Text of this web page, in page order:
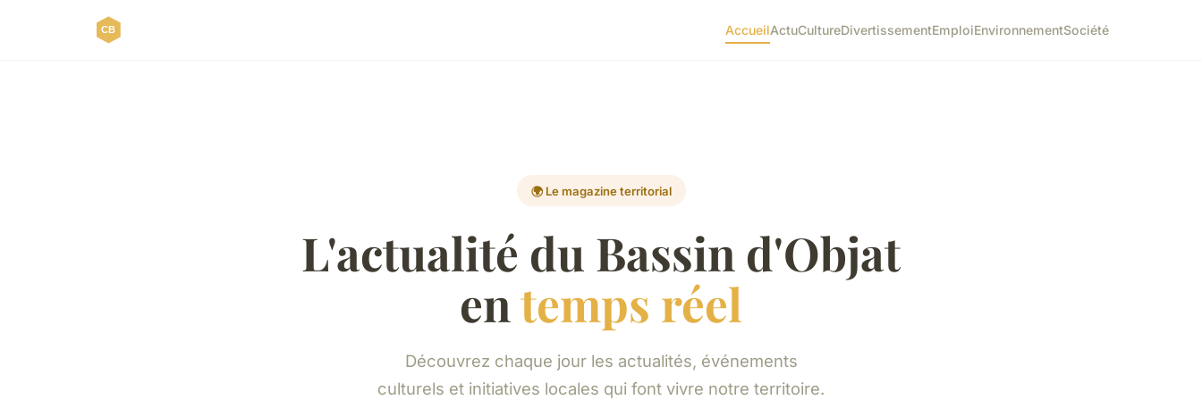
AccueilActuCultureDivertissementEmploiEnvironnementSociété
🌍 Le magazine territorial
L'actualité du Bassin d'Objat
entemps réel
Découvrez chaque jour les actualités, événements
culturels et initiatives locales qui font vivre notre territoire.